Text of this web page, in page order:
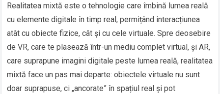
Realitatea mixtă este o tehnologie care îmbină lumea reală
cu elemente digitale în timp real, permițând interacțiunea
atât cu obiecte fizice, cât și cu cele virtuale. Spre deosebire
de VR, care te plasează într-un mediu complet virtual, și AR,
care suprapune imagini digitale peste lumea reală, realitatea
mixtă face un pas mai departe: obiectele virtuale nu sunt
doar suprapuse, ci „ancorate” în spațiul real și pot